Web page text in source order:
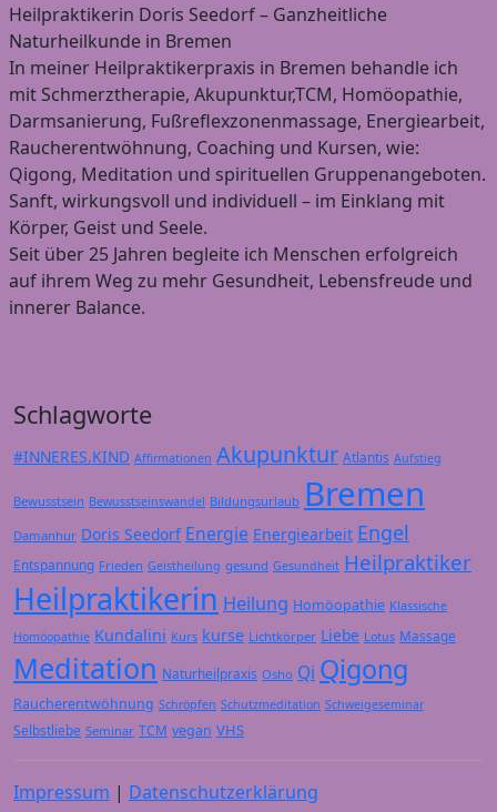
Heilpraktikerin Doris Seedorf – Ganzheitliche
Naturheilkunde in Bremen
In meiner Heilpraktikerpraxis in Bremen behandle ich
mit Schmerztherapie, Akupunktur,TCM, Homöopathie,
Darmsanierung, Fußreflexzonenmassage, Energiearbeit,
Raucherentwöhnung, Coaching und Kursen, wie:
Qigong, Meditation und spirituellen Gruppenangeboten.
Sanft, wirkungsvoll und individuell – im Einklang mit
Körper, Geist und Seele.
Seit über 25 Jahren begleite ich Menschen erfolgreich
auf ihrem Weg zu mehr Gesundheit, Lebensfreude und
innerer Balance.
Schlagworte
#INNERES.KIND Affirmationen Akupunktur Atlantis Aufstieg
Bewusstsein Bewusstseinswandel Bildungsurlaub Bremen
Damanhur Doris Seedorf Energie Energiearbeit Engel
Entspannung Frieden Geistheilung gesund Gesundheit Heilpraktiker
Heilpraktikerin Heilung Homöopathie Klassische
Homöopathie Kundalini Kurs kurse Lichtkörper Liebe Lotus Massage
Meditation Naturheilpraxis Osho Qi Qigong
Raucherentwöhnung Schröpfen Schutzmeditation Schweigeseminar
Selbstliebe Seminar TCM vegan VHS
Impressum | Datenschutzerklärung